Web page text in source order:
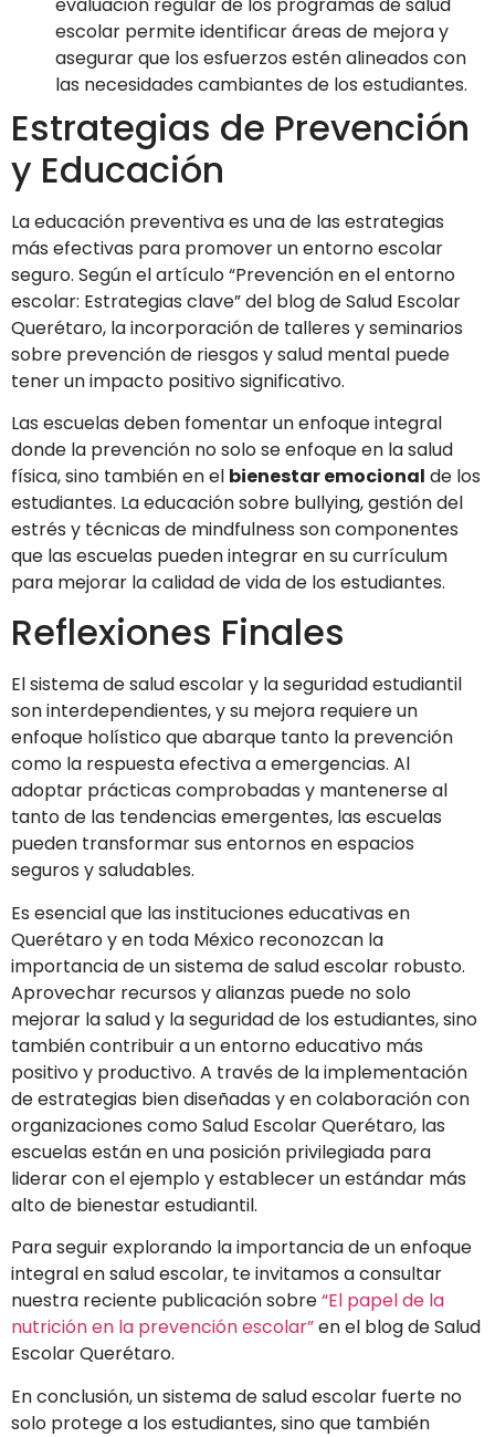
escolar permite identificar áreas de mejora y
asegurar que los esfuerzos estén alineados con
las necesidades cambiantes de los estudiantes.
Estrategias de Prevención
y Educación
La educación preventiva es una de las estrategias
más efectivas para promover un entorno escolar
seguro. Según el artículo “Prevención en el entorno
escolar: Estrategias clave” del blog de Salud Escolar
Querétaro, la incorporación de talleres y seminarios
sobre prevención de riesgos y salud mental puede
tener un impacto positivo significativo.
Las escuelas deben fomentar un enfoque integral
donde la prevención no solo se enfoque en la salud
física, sino también en el bienestar emocional de los
estudiantes. La educación sobre bullying, gestión del
estrés y técnicas de mindfulness son componentes
que las escuelas pueden integrar en su currículum
para mejorar la calidad de vida de los estudiantes.
Reflexiones Finales
El sistema de salud escolar y la seguridad estudiantil
son interdependientes, y su mejora requiere un
enfoque holístico que abarque tanto la prevención
como la respuesta efectiva a emergencias. Al
adoptar prácticas comprobadas y mantenerse al
tanto de las tendencias emergentes, las escuelas
pueden transformar sus entornos en espacios
seguros y saludables.
Es esencial que las instituciones educativas en
Querétaro y en toda México reconozcan la
importancia de un sistema de salud escolar robusto.
Aprovechar recursos y alianzas puede no solo
mejorar la salud y la seguridad de los estudiantes, sino
también contribuir a un entorno educativo más
positivo y productivo. A través de la implementación
de estrategias bien diseñadas y en colaboración con
organizaciones como Salud Escolar Querétaro, las
escuelas están en una posición privilegiada para
liderar con el ejemplo y establecer un estándar más
alto de bienestar estudiantil.
Para seguir explorando la importancia de un enfoque
integral en salud escolar, te invitamos a consultar
nuestra reciente publicación sobre“El papel de la
nutrición en la prevención escolar”en el blog de Salud
Escolar Querétaro.
En conclusión, un sistema de salud escolar fuerte no
solo protege a los estudiantes, sino que también